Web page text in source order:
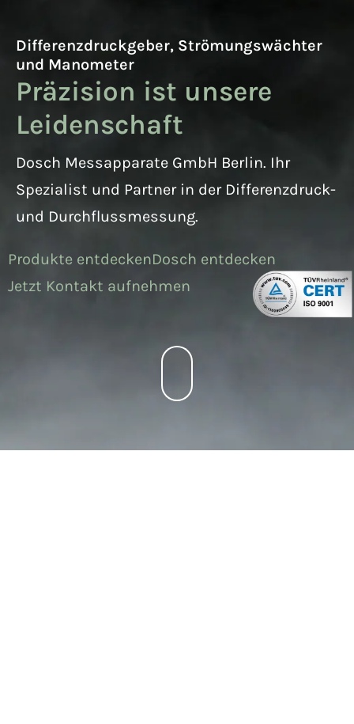
Differenzdruckgeber, Strömungswächter
und Manometer
Prä­zi­si­on ist un­se­re
Lei­den­schaft
Dosch Messapparate GmbH Berlin. Ihr
Spezialist und Partner in der Differenzdruck-
und Durchflussmessung.
Produkte entdeckenDosch entdecken
Jetzt Kontakt aufnehmen